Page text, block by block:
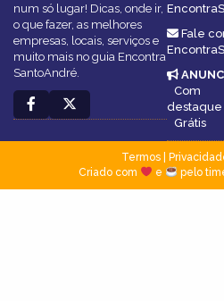
num só lugar! Dicas, onde ir,
o que fazer, as melhores
empresas, locais, serviços e
muito mais no guia Encontra
SantoAndré.
Fale
Com
destaque
Grátis
Termos|
Criado com
e pelo